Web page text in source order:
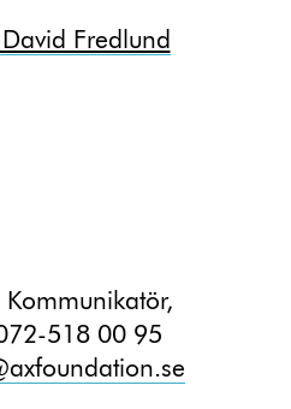
Fredlund
Kommunikatör,
518 00 95